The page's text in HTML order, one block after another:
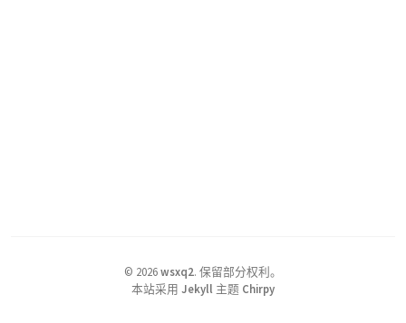
© 2026wsxq2. 保留部分权利。
本站采用 Jekyll 主题 Chirpy